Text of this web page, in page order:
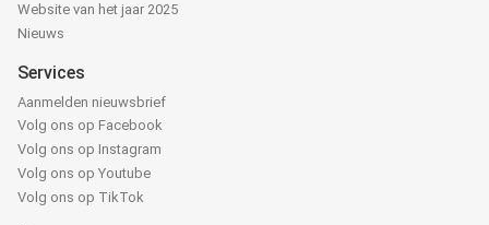
Website van het jaar 2025
Nieuws
Services
Aanmelden nieuwsbrief
Volg ons op Facebook
Volg ons op Instagram
Volg ons op Youtube
Volg ons op TikTok